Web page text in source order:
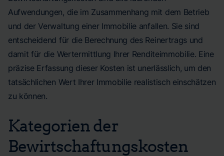
Aufwendungen, die im Zusammenhang mit dem Betrieb
und der Verwaltung einer Immobilie anfallen. Sie sind
entscheidend für die Berechnung des Reinertrags und
damit für die Wertermittlung Ihrer Renditeimmobilie. Eine
präzise Erfassung dieser Kosten ist unerlässlich, um den
tatsächlichen Wert Ihrer Immobilie realistisch einschätzen
zu können.
Kategorien der
Bewirtschaftungskosten